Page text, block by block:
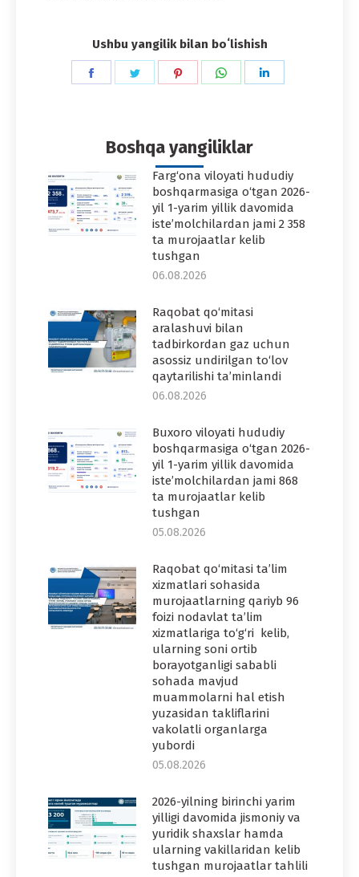
Ushbu yangilik bilan boʻlishish
Share
Share
Share
Share
Boshqa yangiliklar
Farg‘ona viloyati hududiy
boshqarmasiga o‘tgan 2026-
yil 1-yarim yillik davomida
iste’molchilardan jami 2 358
ta murojaatlar kelib
tushgan
06.08.2026
Raqobat qo‘mitasi
aralashuvi bilan
tadbirkordan gaz uchun
asossiz undirilgan to‘lov
qaytarilishi ta’minlandi
06.08.2026
Buxoro viloyati hududiy
boshqarmasiga o‘tgan 2026-
yil 1-yarim yillik davomida
iste’molchilardan jami 868
ta murojaatlar kelib
tushgan
05.08.2026
Raqobat qo‘mitasi ta’lim
xizmatlari sohasida
murojaatlarning qariyb 96
foizi nodavlat ta’lim
xizmatlariga to‘g‘ri kelib,
ularning soni ortib
borayotganligi sababli
sohada mavjud
muammolarni hal etish
yuzasidan takliflarini
vakolatli organlarga
yubordi
05.08.2026
2026-yilning birinchi yarim
yilligi davomida jismoniy va
yuridik shaxslar hamda
ularning vakillaridan kelib
tushgan murojaatlar tahlili